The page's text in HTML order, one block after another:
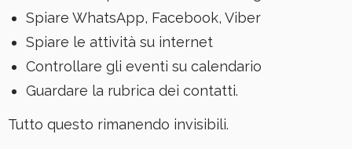
Spiare WhatsApp, Facebook, Viber
Spiare le attività su internet
Controllare gli eventi su calendario
Guardare la rubrica dei contatti.
Tutto questo rimanendo invisibili.